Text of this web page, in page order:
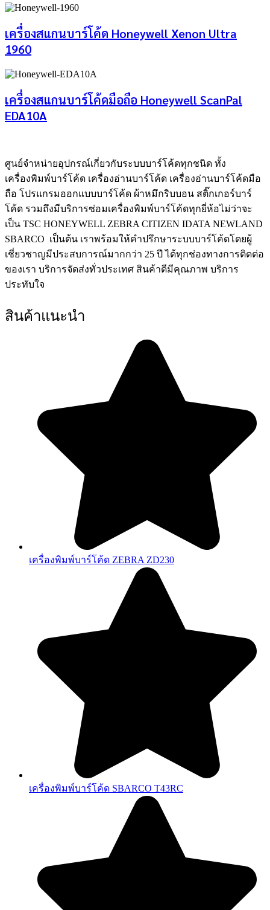
เครื่องสแกนบาร์โค้ด Honeywell Xenon Ultra
1960
เครื่องสแกนบาร์โค้ดมือถือ Honeywell ScanPal
EDA10A
ศูนย์จําหน่ายอุปกรณ์เกี่ยวกับระบบบาร์โค้ดทุกชนิด ทั้ง
เครื่องพิมพ์บาร์โค้ด เครื่องอ่านบาร์โค้ด เครื่องอ่านบาร์โค้ดมือ
ถือ โปรแกรมออกแบบบาร์โค้ด ผ้าหมึกริบบอน สติ๊กเกอร์บาร์
โค้ด รวมถึงมีบริการซ่อมเครื่องพิมพ์บาร์โค้ดทุกยี่ห้อไม่ว่าจะ
เป็น TSC HONEYWELL ZEBRA CITIZEN IDATA NEWLAND
SBARCO เป็นต้น เราพร้อมให้คำปรึกษาระบบบาร์โค้ดโดยผู้
เชี่ยวชาญมีประสบการณ์มากกว่า 25 ปี ได้ทุกช่องทางการติดต่อ
ของเรา บริการจัดส่งทั่วประเทศ สินค้าดีมีคุณภาพ บริการ
ประทับใจ
สินค้าแนะนำ
เครื่องพิมพ์บาร์โค้ด ZEBRA ZD230
เครื่องพิมพ์บาร์โค้ด SBARCO T43RC